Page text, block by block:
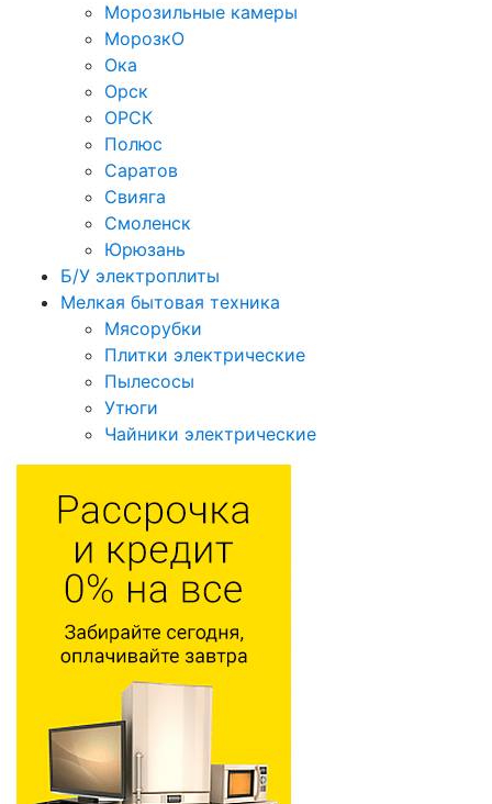
Морозильные камеры
МорозкО
Ока
Орск
ОРСК
Полюс
Саратов
Свияга
Смоленск
Юрюзань
Б/У электроплиты
Мелкая бытовая техника
Мясорубки
Плитки электрические
Пылесосы
Утюги
Чайники электрические